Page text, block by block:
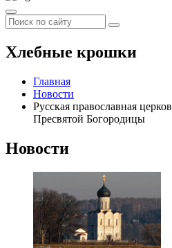
Хлебные крошки
Главная
Новости
Русская православная
Пресвятой Богородицы
Новости